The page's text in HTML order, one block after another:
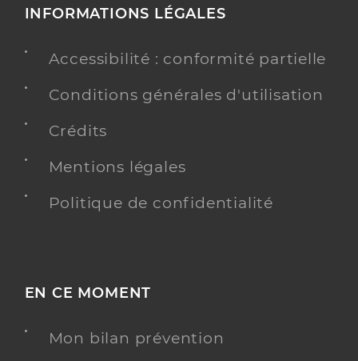
INFORMATIONS LÉGALES
Accessibilité : conformité partielle
Conditions générales d'utilisation
Crédits
Mentions légales
Politique de confidentialité
EN CE MOMENT
Mon bilan prévention